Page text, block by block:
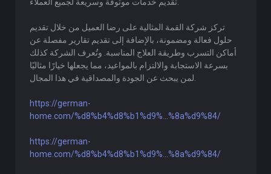
تركز شركة القمة المثالية على رضا العميل من خلال تقديم
حلول فعالة ومضمونة، بالإضافة إلى تقديم تقارير مفصلة عن
أماكن التسرب وطريقة العلاج المناسبة. وتُعرف الشركة كذلك
بسرعة الاستجابة والالتزام بالمواعيد، مما يجعلها خيارًا مثاليًا
https://german-
home.com/%d8%b4%d8%b1%d9%...%8a%d9%84/
https://german-
home.com/%d8%b4%d8%b1%d9%...%8a%d9%84/